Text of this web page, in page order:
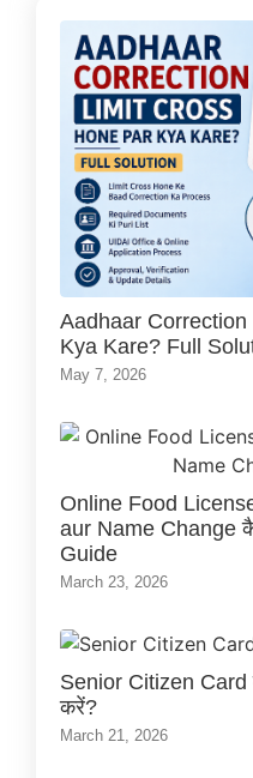
Aadhaar
Kya Kare? Full
May 7, 2026
Online Food
aur Name Change
Guide
March 23, 2026
Senior Citizen Card
करें?
March 21, 2026